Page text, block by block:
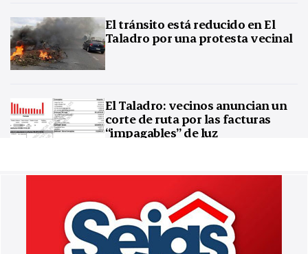
El tránsito está reducido en El
Taladro por una protesta vecinal
El Taladro: vecinos anuncian un
corte de ruta por las facturas
“impagables” de luz